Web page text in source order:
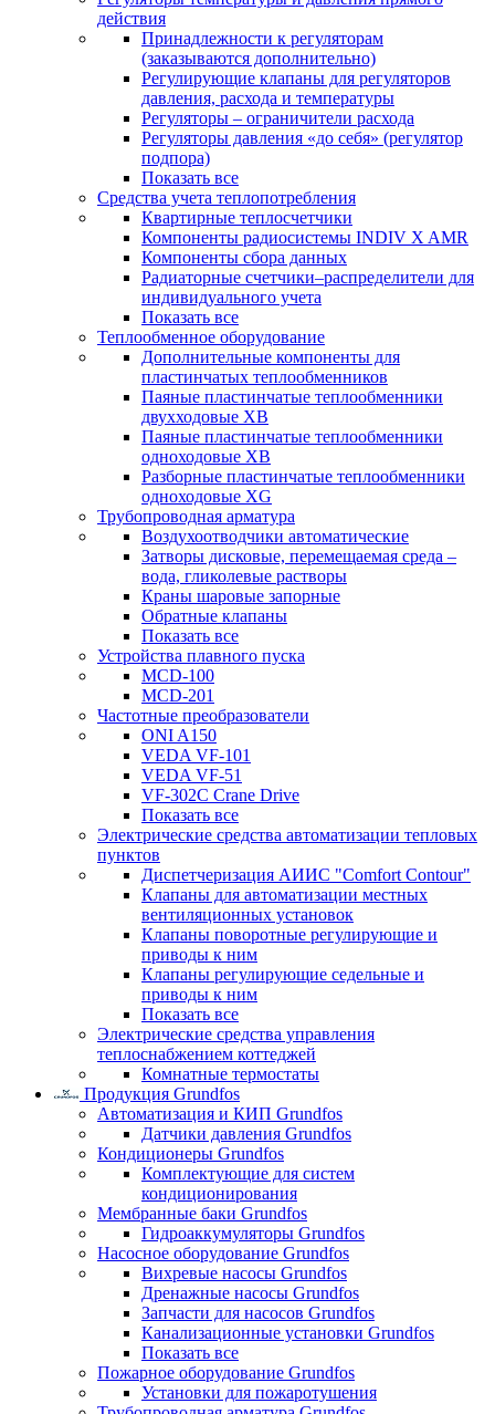
действия
Принадлежности к регуляторам
(заказываются дополнительно)
Регулирующие клапаны для регуляторов
давления, расхода и температуры
Регуляторы – ограничители расхода
Регуляторы давления «до себя» (регулятор
подпора)
Показать все
Средства учета теплопотребления
Квартирные теплосчетчики
Компоненты радиосистемы INDIV X AMR
Компоненты сбора данных
Радиаторные счетчики–распределители для
индивидуального учета
Показать все
Теплообменное оборудование
Дополнительные компоненты для
пластинчатых теплообменников
Паяные пластинчатые теплообменники
двухходовые XB
Паяные пластинчатые теплообменники
одноходовые ХВ
Разборные пластинчатые теплообменники
одноходовые ХG
Трубопроводная арматура
Воздухоотводчики автоматические
Затворы дисковые, перемещаемая среда –
вода, гликолевые растворы
Краны шаровые запорные
Обратные клапаны
Показать все
Устройства плавного пуска
MCD-100
MCD-201
Частотные преобразователи
ONI A150
VEDA VF-101
VEDA VF-51
VF-302C Crane Drive
Показать все
Электрические средства автоматизации тепловых
пунктов
Диспетчеризация АИИС "Comfort Contour"
Клапаны для автоматизации местных
вентиляционных установок
Клапаны поворотные регулирующие и
приводы к ним
Клапаны регулирующие седельные и
приводы к ним
Показать все
Электрические средства управления
теплоснабжением коттеджей
Комнатные термостаты
Продукция Grundfos
Автоматизация и КИП Grundfos
Датчики давления Grundfos
Кондиционеры Grundfos
Комплектующие для систем
кондиционирования
Мембранные баки Grundfos
Гидроаккумуляторы Grundfos
Насосное оборудование Grundfos
Вихревые насосы Grundfos
Дренажные насосы Grundfos
Запчасти для насосов Grundfos
Канализационные установки Grundfos
Показать все
Пожарное оборудование Grundfos
Установки для пожаротушения